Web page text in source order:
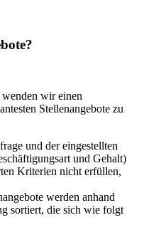
wir einen
Stellenangebote zu
und der eingestellten
und Gehalt)
Kriterien nicht erfüllen,
werden anhand
sortiert, die sich wie folgt